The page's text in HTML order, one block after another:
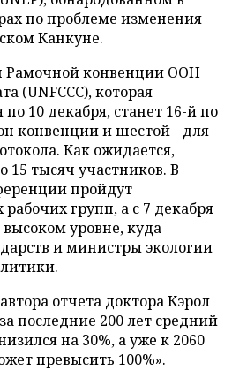
по проблеме изменения
Канкуне.
Рамочной конвенции ООН
(UNFCCC), которая
10 декабря, станет 16-й по
конвенции и шестой - для
Как ожидается,
15 тысяч участников. В
пройдут
групп, а с 7 декабря
уровне, куда
и министры экологии
отчета доктора Кэрол
последние 200 лет средний
на 30%, а уже к 2060
превысить 100%».